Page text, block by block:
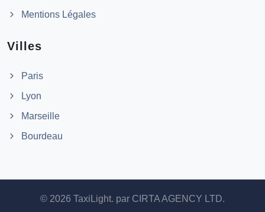
Mentions Légales
Villes
Paris
Lyon
Marseille
Bourdeau
© 2026 TaxiLight. par CIRTA AGENCY LTD.